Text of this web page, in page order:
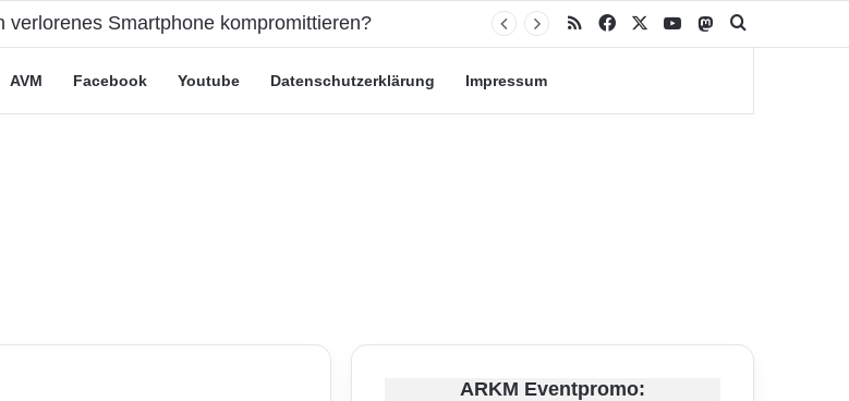
verlorenes Smartphone kompromittieren? RSS Facebook YouTubeMastodon
AVM Facebook Youtube Datenschutzerklärung Impressum
ARKM Eventpromo: